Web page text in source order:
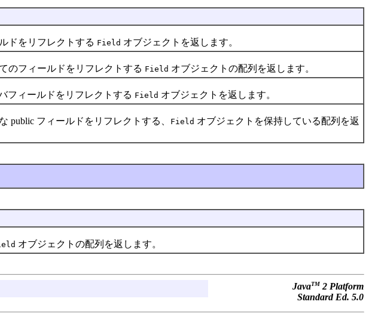
ドをリフレクトする Field オブジェクトを返します。
のフィールドをリフレクトする Field オブジェクトの配列を返します。
フィールドをリフレクトする Field オブジェクトを返します。
public フィールドをリフレクトする、 Field オブジェクトを保持している配列を返
オブジェクトの配列を返します。
JavaTM 2 Platform
Standard Ed. 5.0